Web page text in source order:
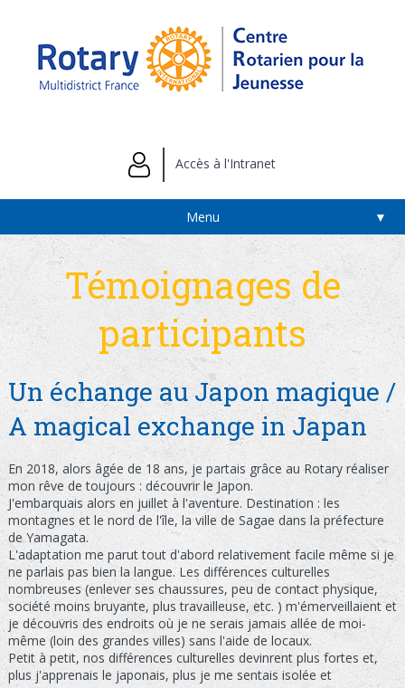
Accès à l'Intranet
Menu ▼
Témoignages de
participants
Un échange au Japon magique /
A magical exchange in Japan
En 2018, alors âgée de 18 ans, je partais grâce au Rotary réaliser
mon rêve de toujours : découvrir le Japon.
J'embarquais alors en juillet à l'aventure. Destination : les
montagnes et le nord de l'île, la ville de Sagae dans la préfecture
de Yamagata.
L'adaptation me parut tout d'abord relativement facile même si je
ne parlais pas bien la langue. Les différences culturelles
nombreuses (enlever ses chaussures, peu de contact physique,
société moins bruyante, plus travailleuse, etc. ) m'émerveillaient et
je découvris des endroits où je ne serais jamais allée de moi-
même (loin des grandes villes) sans l'aide de locaux.
Petit à petit, nos différences culturelles devinrent plus fortes et,
plus j'apprenais le japonais, plus je me sentais isolée et